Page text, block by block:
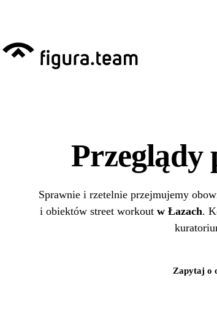
Przeglądy
Sprawnie i rzetelnie przejmujemy
i obiektów street workout w Łazach.
Zapytaj o